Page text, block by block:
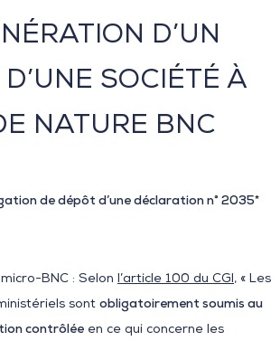
D’UN
SOCIÉTÉ À
NATURE BNC
de dépôt d’une déclaration n° 2035*
BNC : Selon l’article 100 du CGI, « Les
sont obligatoirement soumis au
contrôlée en ce qui concerne les